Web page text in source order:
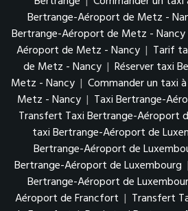
Bertrange-Aéroport de Metz -
Bertrange-Aéroport de Metz - Nancy
Aéroport de Metz - Nancy | Tarif
de Metz - Nancy | Réserver taxi
Metz - Nancy | Commander un taxi
Metz - Nancy | Taxi Bertrange-
Transfert Taxi Bertrange-Aéroport
taxi Bertrange-Aéroport de
Bertrange-Aéroport de
Bertrange-Aéroport de Luxembourg |
Bertrange-Aéroport de
Aéroport de Francfort | Transfert